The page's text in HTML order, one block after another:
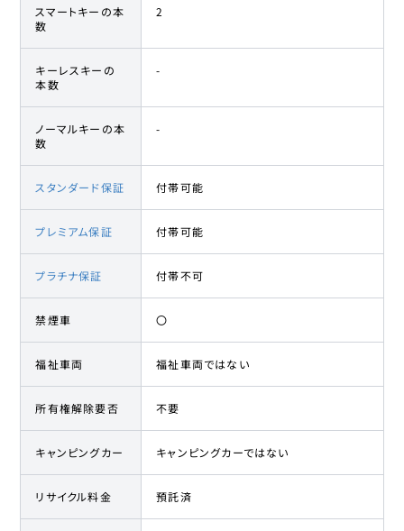
スマートキーの本
数
2
キーレスキーの
本数
-
ノーマルキーの本
数
-
スタンダード保証 付帯可能
プレミアム保証 付帯可能
プラチナ保証 付帯不可
禁煙車 〇
福祉車両 福祉車両ではない
所有権解除要否 不要
キャンピングカー キャンピングカーではない
リサイクル料金 預託済